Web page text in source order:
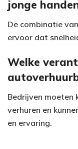
jonge
De combinatie
ervoor dat
Welke
Bedrijven moeten
verhuren en
en ervaring.